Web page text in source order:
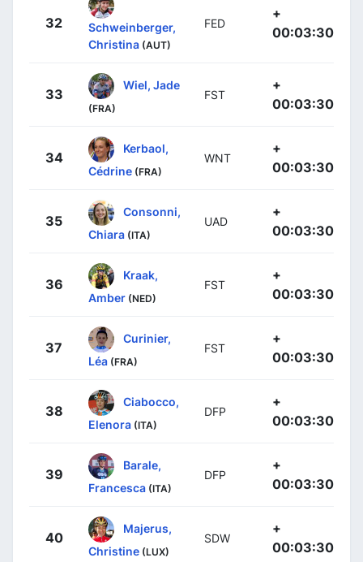
32
Schweinberger,
Christina (AUT)
FED
+
00:03:30
33
Wiel, Jade
(FRA)
FST
+
00:03:30
34
Kerbaol,
Cédrine (FRA)
WNT
+
00:03:30
35
Consonni,
Chiara (ITA)
UAD
+
00:03:30
36
Kraak,
Amber (NED)
FST
+
00:03:30
37
Curinier,
Léa (FRA)
FST
+
00:03:30
38
Ciabocco,
Elenora (ITA)
DFP
+
00:03:30
39
Barale,
Francesca (ITA)
DFP
+
00:03:30
40
Majerus,
Christine (LUX)
SDW
+
00:03:30